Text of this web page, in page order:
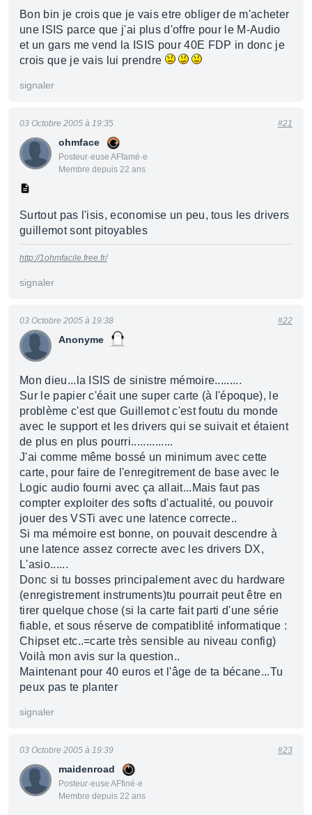
Bon bin je crois que je vais etre obliger de m'acheter
une ISIS parce que j'ai plus d'offre pour le M-Audio
et un gars me vend la ISIS pour 40E FDP in donc je
crois que je vais lui prendre
signaler
ohmface
Posteur·euse AFfamé·e
Membre depuis 22 ans
03 Octobre 2005 à 19:35 #21
Surtout pas l'isis, economise un peu, tous les drivers
guillemot sont pitoyables
http://1ohmfacile.free.fr/
signaler
Anonyme
03 Octobre 2005 à 19:38 #22
Mon dieu...la ISIS de sinistre mémoire.........
Sur le papier c'éait une super carte (à l'époque), le
problème c'est que Guillemot c'est foutu du monde
avec le support et les drivers qui se suivait et étaient
de plus en plus pourri..............
J'ai comme même bossé un minimum avec cette
carte, pour faire de l'enregitrement de base avec le
Logic audio fourni avec ça allait...Mais faut pas
compter exploiter des softs d'actualité, ou pouvoir
jouer des VSTi avec une latence correcte..
Si ma mémoire est bonne, on pouvait descendre à
une latence assez correcte avec les drivers DX,
L'asio......
Donc si tu bosses principalement avec du hardware
(enregistrement instruments)tu pourrait peut être en
tirer quelque chose (si la carte fait parti d'une série
fiable, et sous réserve de compatiblité informatique :
Chipset etc..=carte très sensible au niveau config)
Voilà mon avis sur la question..
Maintenant pour 40 euros et l'âge de ta bécane...Tu
peux pas te planter
signaler
maidenroad
Posteur·euse AFfiné·e
Membre depuis 22 ans
03 Octobre 2005 à 19:39 #23